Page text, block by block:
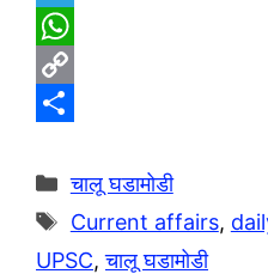
T
e
g
r
a
W
h
t
s
A
C
p
y
L
h
a
r
Categories
चालू घडामोडी
Tags
Current affairs,
UPSC,चालू घडामोडी